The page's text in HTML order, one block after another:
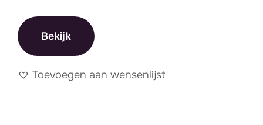
Bekijk
Toevoegen aan wensenlijst